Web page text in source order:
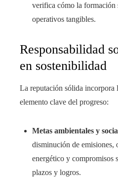
verifica cómo la formación
operativos tangibles.
Responsabilidad
en sostenibilidad
La reputación sólida incorpora
elemento clave del progreso:
Metas ambientales y
disminución de emisiones,
energético y compromisos
plazos y logros.